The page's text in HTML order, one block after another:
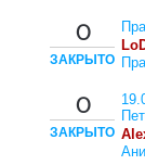
0
ЗАКРЫТО
0
ЗАКРЫТО